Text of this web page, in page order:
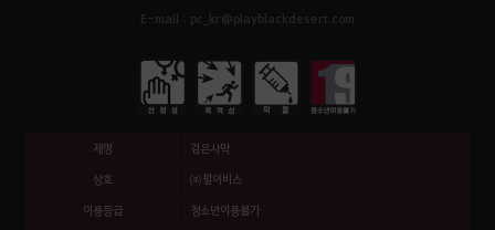
E-mail : pc_kr@playblackdesert.com
제명 검은사막
상호 ㈜펄어비스
이용등급 청소년이용불가